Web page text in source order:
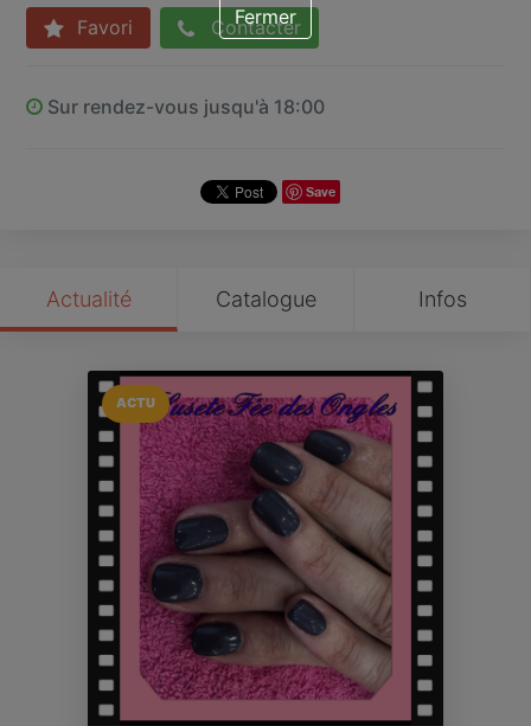
Favori Contacter
Sur rendez-vous jusqu'à 18:00
Save
Actualité Catalogue Infos
ACTU
Fermer